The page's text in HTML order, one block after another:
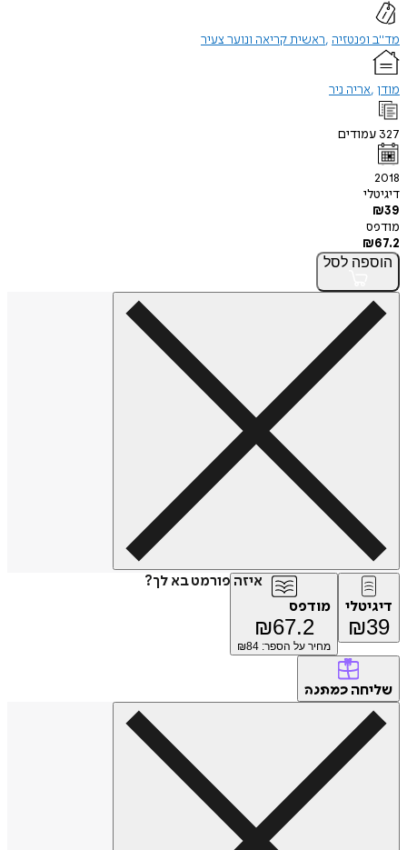
מד"ב ופנטזיה ראשית קריאה ונוער צעיר
מודן אריה ניר
327 עמודים
2018
דיגיטלי
₪39
מודפס
₪67.2
הוספה לסל
איזה פורמט בא לך?
דיגיטלי
₪39
מודפס
₪67.2
מחיר על הספר: ₪ 84
שליחה כמתנה